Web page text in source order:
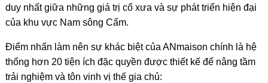
của khu vực Nam sông Cấm.
thống hơn 20 tiện ích đặc quyền được thiết kế để nâng tầm
trải nghiệm và tôn vinh vị thế gia chủ: